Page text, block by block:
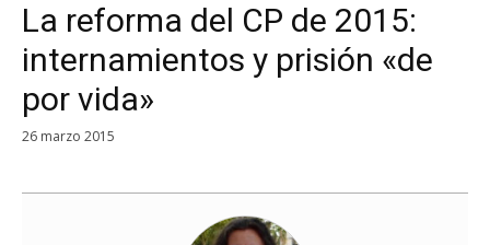
La reforma del CP de 2015:
internamientos y prisión «de
por vida»
26 marzo 2015